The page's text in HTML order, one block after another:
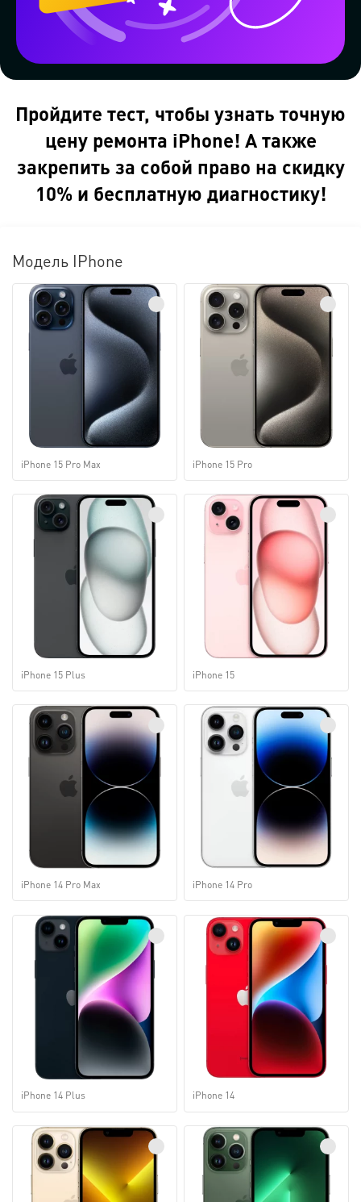
Пройдите тест, чтобы узнать точную
цену ремонта iPhone! А также
закрепить за собой право на скидку
10% и бесплатную диагностику!
Модель IPhone
iPhone 15 Pro Max iPhone 15 Pro
iPhone 15 Plus iPhone 15
iPhone 14 Pro Max iPhone 14 Pro
iPhone 14 Plus iPhone 14